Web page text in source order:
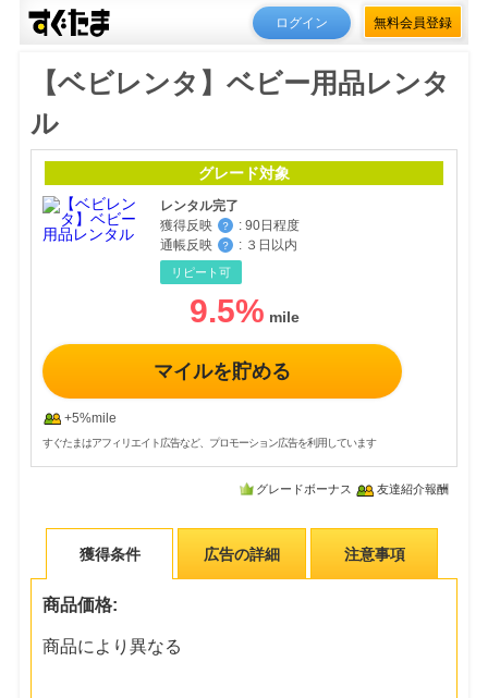
ログイン 無料会員登録
【ベビレンタ】ベビー用品レンタ
ル
グレード対象
レンタル完了
獲得反映
？ : 90日程度
通帳反映
？ : ３日以内
リピート可
9.5%
マイルを貯める
+5%mile
すぐたまはアフィリエイト広告など、プロモーション広告を利用しています
グレードボーナス 友達紹介報酬
獲得条件 広告の詳細 注意事項
商品価格:
商品により異なる